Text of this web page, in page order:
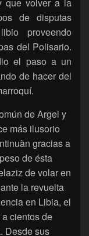
de disputas
proveendo
del Polisario.
el paso a un
de hacer del
de Argel y
más ilusorio
gracias a
de ésta
de volar en
la revuelta
en Libia, el
cientos de
Desde sus